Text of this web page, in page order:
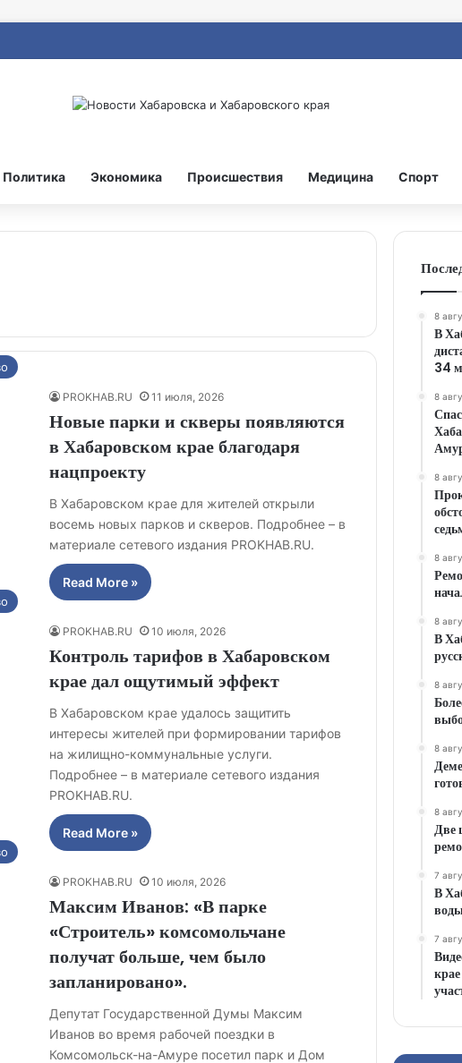
Политика Экономика Происшествия Медицина Спорт
PROKHAB.RU 11 июля, 2026
Новые парки и скверы появляются
в Хабаровском крае благодаря
нацпроекту
В Хабаровском крае для жителей открыли
восемь новых парков и скверов. Подробнее – в
материале сетевого издания PROKHAB.RU.
Read More »
PROKHAB.RU 10 июля, 2026
Контроль тарифов в Хабаровском
крае дал ощутимый эффект
В Хабаровском крае удалось защитить
интересы жителей при формировании тарифов
на жилищно-коммунальные услуги.
Подробнее – в материале сетевого издания
PROKHAB.RU.
Read More »
PROKHAB.RU 10 июля, 2026
Максим Иванов: «В парке
«Строитель» комсомольчане
получат больше, чем было
запланировано».
Депутат Государственной Думы Максим
Иванов во время рабочей поездки в
Комсомольск-на-Амуре посетил парк и Дом
8
В
34
8
8
8
8
В
8
8
8
Две
7
В
7